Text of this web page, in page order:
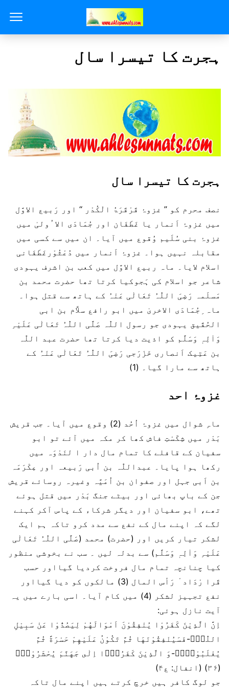
ہجرت کا تیسرا سال
ہجرت کا تیسرا سال
نصف محرم کو ’’ غزوۂ قَرْقَرَۃُ الْکُدْر ‘‘ اور رَبیع الاوَّل
میں غزوۂ اَنمار یا غَطَفَان اور جُمَادَی الا ُولیٰ میں
غزوۂ بنی سُلَیم وُقوع میں آیا۔ ان میں سے کسی میں
مقابلہ نہیں ہوا۔ غزوۂ اَنمار میں دُعْثُوْرغَطَفَانی
اسلام لایا۔ ماہ ربیع الاوَّل میں کعب بن اشرف یہودی
شاعر جو اسلام کی ہَجوکیا کرتا تھا حضرت محمد بن
مَسلَمہ رَضِیَ اللّٰہُ تَعَالٰی عَنْہُ کے ہاتھ سے قتل ہوا۔
ماہ ِجُمَادَی الاخریٰ میں ابو رافع سلاَّم بن ابی
الحُقَیق یہودی جو رسول اللّٰہ صَلَّی اللّٰہُ تَعَالٰی عَلَیْہِ
وَاٰلِہٖ وَسَلَّم کو اذیت دیا کرتا تھا حضرت عبد اللّٰہ
بن عَتِیک اَنصاری خَزْرَجی رَضِیَ اللّٰہُ تَعَالٰی عَنْہُ کے
ہاتھ سے مارا گیا۔ (1)
غزوۂ احد
ماہِ شوال میں غزوۂ اُحُد (2) وقوع میں آیا۔ جب قریش
بَدْر میں شِکَسْتِ فاش کھا کر مکہ میں آئے تو ابو
سفیان کے قافلے کا تمام مال دار ا لنَدْوَہ میں
رکھا ہوا پایا۔ عبداللّٰہ بن اُبی رَبیعہ اور عِکْرَمَہ
بن اَبی جہل اور صفوان بن اُمَیَّہ وغیرہ روسائے قریش
جن کے باپ بھائی اور بیٹے جنگ بَدْر میں قتل ہوئے
تھے، ابو سفیان اور دیگر شرکاء کے پاس آکر کہنے
لگے کہ اپنے مال کے نفع سے مدد کرو تاکہ ہم ایک
لشکر تیار کریں اور (حضرت) محمد (صَلَّی اللّٰہُ تَعَالٰی
عَلَیْہِ وَاٰلِہٖ وَسَلَّم) سے بدلہ لیں ۔ سب نے بخوشی منظور
کیا چنانچہ تمام مال فروخت کردیا گیااور حسب
قَرا رْدَاد ْ رَأس المال (3) مالکوں کو دیا گیااور
نفع تجہیز لشکر (4) میں کام آیا۔ اسی بارے میں یہ
آیت نازل ہوئی:
اِنَّ الَّذِیْنَ كَفَرُوْا یُنْفِقُوْنَ اَمْوَالَهُمْ لِیَصُدُّوْا عَنْ سَبِیْلِ
اللّٰهِؕ-فَسَیُنْفِقُوْنَهَا ثُمَّ تَكُوْنُ عَلَیْهِمْ حَسْرَةً ثُمَّ
یُغْلَبُوْنَ۬ؕ-وَ الَّذِیْنَ كَفَرُوْۤا اِلٰى جَهَنَّمَ یُحْشَرُوْنَۙ
(۳۶) (انفال: ع۴)
جو لوگ کافر ہیں خرچ کرتے ہیں اپنے مال تاکہ